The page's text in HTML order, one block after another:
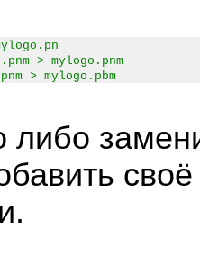
> mylogo.pnm
> mylogo.pbm
либо